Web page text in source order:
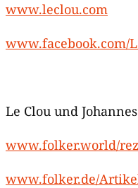
www.leclou.com
www.facebook.com/
Le Clou und
www.folker.world/
www.folker.de/